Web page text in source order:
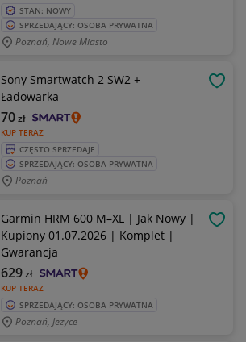
STAN: NOWY
SPRZEDAJĄCY: OSOBA PRYWATNA
Poznań, Nowe Miasto
Sony Smartwatch 2 SW2 +
Ładowarka
KUP TERAZ
70zł
CZĘSTO SPRZEDAJE
SPRZEDAJĄCY: OSOBA PRYWATNA
Poznań
Garmin HRM 600 M–XL | Jak Nowy |
Kupiony 01.07.2026 | Komplet |
Gwarancja
KUP TERAZ
629zł
SPRZEDAJĄCY: OSOBA PRYWATNA
Poznań, Jeżyce